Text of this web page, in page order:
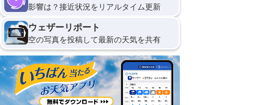
影響は？接近状況をリアルタイム更新
ウェザーリポート
空の写真を投稿して最新の天気を共有